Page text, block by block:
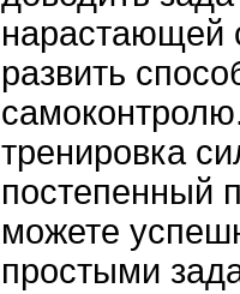
нарастающей
развить
тренировка
постепенный
можете
простыми